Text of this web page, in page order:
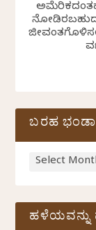
ಅಮೆರಿಕದಂತಹ
ಬರಹ
ಹಳೆಯವನ್ನು